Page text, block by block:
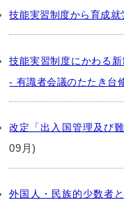
技能実習制度から育成就
技能実習制度にかわる
- 有識者会議のたたき台
改定「出入国管理及び
09月)
外国人・民族的少数者